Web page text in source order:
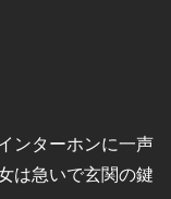
ンターホンに一声
は急いで玄関の鍵